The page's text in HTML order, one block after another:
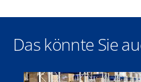
Das könnte Sie